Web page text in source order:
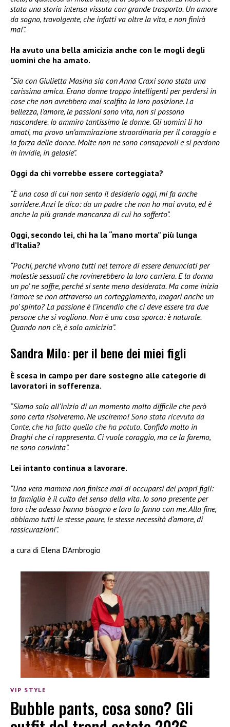
stata una storia intensa vissuta con grande trasporto. Un amore
da sogno, travolgente, che infatti va oltre la vita, e non finirà
mai”.
Ha avuto una bella amicizia anche con le mogli degli
uomini che ha amato.
“Sia con Giulietta Masina sia con Anna Craxi sono stata una
carissima amica. Erano donne troppo intelligenti per perdersi in
cose che non avrebbero mai scalfito la loro posizione. La
bellezza, l’amore, le passioni sono vita, non si possono
nascondere. Io ammiro tantissimo le donne. Gli uomini li ho
amati, ma provo un’ammirazione straordinaria per il coraggio e
la forza delle donne. Molte non ne sono consapevoli e si perdono
in invidie, in gelosie”.
Oggi da chi vorrebbe essere corteggiata?
“È una cosa di cui non sento il desiderio oggi, mi fa anche
sorridere. Anzi le dico: da un padre che non ho mai avuto, ed è
anche la più grande mancanza di cui ho sofferto”.
Oggi, secondo lei, chi ha la “mano morta” più lunga
d’Italia?
“Pochi, perché vivono tutti nel terrore di essere denunciati per
molestie sessuali che rovinerebbero la loro carriera. E la donna
un po’ ne soffre, perché si sente meno desiderata. Ma come inizia
l’amore se non attraverso un corteggiamento, magari anche un
po’ spinto? La passione è l’incendio che ci deve essere tra due
persone che si vogliono. Non è una cosa sporca: è naturale.
Quando non c’è, è solo amicizia”.
Sandra Milo: per il bene dei miei figli
È scesa in campo per dare sostegno alle categorie di
lavoratori in sofferenza.
“Siamo solo all’inizio di un momento molto difficile che però
sono certa risolveremo. Ne usciremo!Sono stata ricevuta da
Conte, che ha fatto quello che ha potuto. Confido molto in
Draghi che ci rappresenta. Ci vuole coraggio, ma ce la faremo,
ne sono convinta”.
Lei intanto continua a lavorare.
“Una vera mamma non finisce mai di occuparsi dei propri figli:
la famiglia è il culto del senso della vita. Io sono presente per
loro che adesso hanno bisogno e loro lo fanno con me. Alla fine,
abbiamo tutti le stesse paure, le stesse necessità d’amore, di
rassicurazioni”.
a cura di Elena D’Ambrogio
VIP STYLE
Bubble pants, cosa sono? Gli